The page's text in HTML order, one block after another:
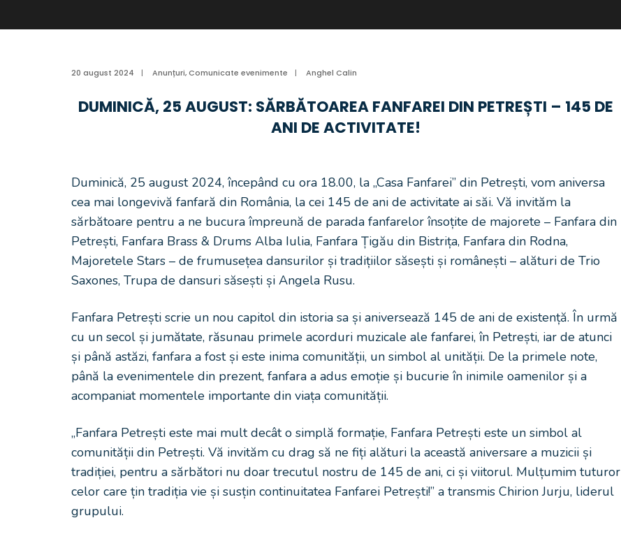
20 august 2024 | Anunțuri,Comunicate evenimente | Anghel Calin
DUMINICĂ, 25 AUGUST: SĂRBĂTOAREA FANFAREI DIN PETREȘTI – 145 DE
ANI DE ACTIVITATE!
Duminică, 25 august 2024, începând cu ora 18.00, la „Casa Fanfarei” din Petrești, vom aniversa
cea mai longevivă fanfară din România, la cei 145 de ani de activitate ai săi. Vă invităm la
sărbătoare pentru a ne bucura împreună de parada fanfarelor însoțite de majorete – Fanfara din
Petrești, Fanfara Brass & Drums Alba Iulia, Fanfara Țigău din Bistrița, Fanfara din Rodna,
Majoretele Stars – de frumusețea dansurilor și tradițiilor săsești și românești – alături de Trio
Saxones, Trupa de dansuri săsești și Angela Rusu.
Fanfara Petrești scrie un nou capitol din istoria sa și aniversează 145 de ani de existență. În urmă
cu un secol și jumătate, răsunau primele acorduri muzicale ale fanfarei, în Petrești, iar de atunci
și până astăzi, fanfara a fost și este inima comunității, un simbol al unității. De la primele note,
până la evenimentele din prezent, fanfara a adus emoție și bucurie în inimile oamenilor și a
acompaniat momentele importante din viața comunității.
„Fanfara Petrești este mai mult decât o simplă formație, Fanfara Petrești este un simbol al
comunității din Petrești. Vă invităm cu drag să ne fiți alături la această aniversare a muzicii și
tradiției, pentru a sărbători nu doar trecutul nostru de 145 de ani, ci și viitorul. Mulțumim tuturor
celor care țin tradiția vie și susțin continuitatea Fanfarei Petrești!” a transmis Chirion Jurju, liderul
grupului.